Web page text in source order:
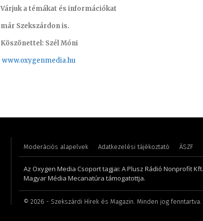
Várjuk a témákat és információkat
már Szekszárdon is.
Köszönettel: Szél Móni
www.oxygenmedia.hu
Moderációs alapelvek Adatkezelési tájékoztató ÁSZF
Az Oxygen Media Csoport tagjai: A Plusz Rádió Nonprofit
Magyar Média Mecanatúra támogatottja.
© 2026 - Szekszárdi Hírek és Magazin. Minden jog fenntartva.